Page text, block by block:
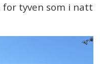
tyven som i natt